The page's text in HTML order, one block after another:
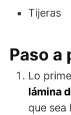
Tijeras
Paso a
Lo
lámina
que sea